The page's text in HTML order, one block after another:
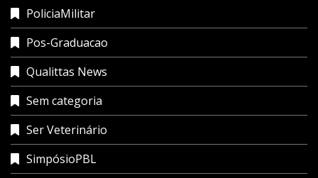
PoliciaMilitar
Pos-Graduacao
Qualittas News
Sem categoria
Ser Veterinário
SimpósioPBL